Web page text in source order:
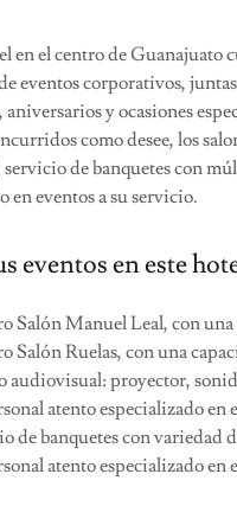
en el centro de Guanajuato
eventos corporativos,
y ocasiones
como desee, los
de banquetes con
en eventos a su servicio.
eventos en este
Salón Manuel Leal, con
Salón Ruelas, con una
audiovisual: proyector,
atento especializado en
de banquetes con variedad
atento especializado en